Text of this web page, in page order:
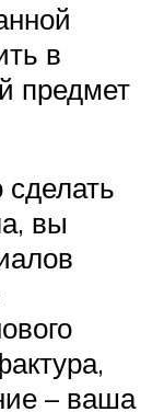
в
предмет
вы
– ваша